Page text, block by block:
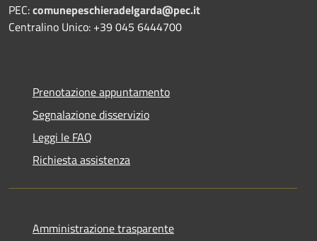
PEC:comunepeschieradelgarda@pec.it
Centralino Unico: +39 045 6444700
Prenotazione appuntamento
Segnalazione disservizio
Leggi le FAQ
Richiesta assistenza
Amministrazione trasparente